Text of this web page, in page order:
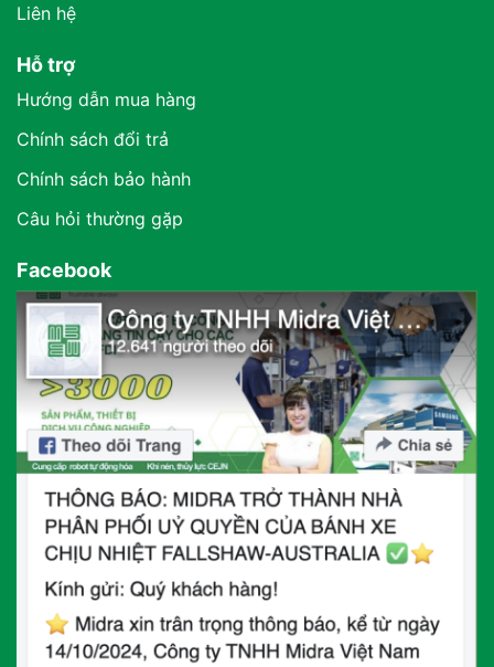
Liên hệ
Hỗ trợ
Hướng dẫn mua hàng
Chính sách đổi trả
Chính sách bảo hành
Câu hỏi thường gặp
Facebook